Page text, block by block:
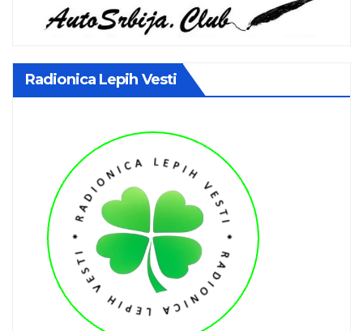
Radionica Lepih Vesti